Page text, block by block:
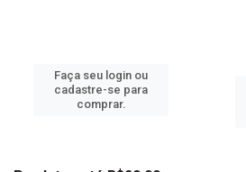
Faça seu login ou
cadastre-se para
comprar.